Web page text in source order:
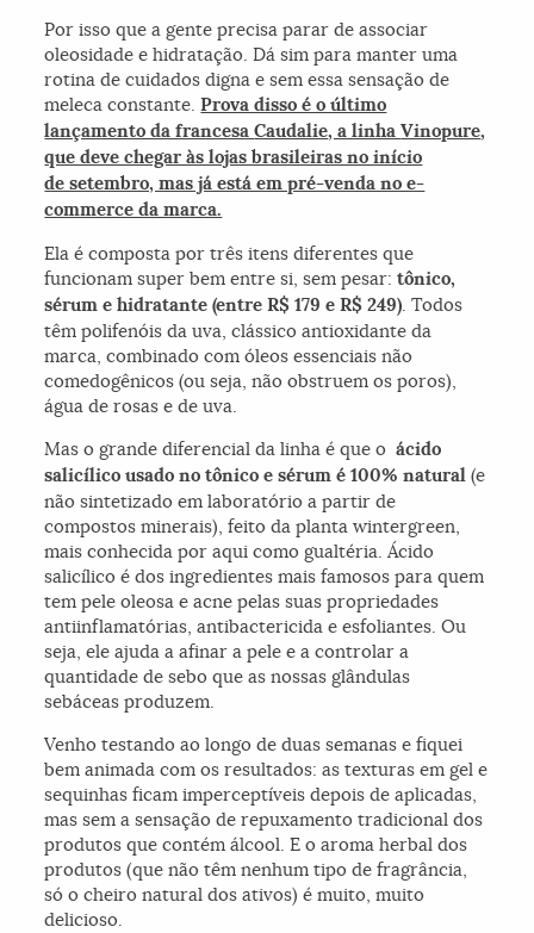
Por isso que a gente precisa parar de associar
oleosidade e hidratação. Dá sim para manter uma
rotina de cuidados digna e sem essa sensação de
meleca constante.Prova disso é o último
lançamento da francesaCaudalie, a linhaVinopure,
que deve chegar às lojas brasileiras no início
de setembro, mas já está em pré-venda no e-
commerce da marca.
Ela é composta por três itens diferentes que
funcionam super bem entre si, sem pesar:tônico,
sérum e hidratante (entre R$ 179 e R$ 249). Todos
têm polifenóis da uva, clássico antioxidante da
marca, combinado com óleos essenciais não
comedogênicos (ou seja, não obstruem os poros),
água de rosas e de uva.
Mas o grande diferencial da linha é que oácido
salicílico usado no tônico e sérum é 100% natural (e
não sintetizado em laboratório a partir de
compostos minerais), feito da planta wintergreen,
mais conhecida por aqui como gualtéria. Ácido
salicílico é dos ingredientes mais famosos para quem
tem pele oleosa e acne pelas suas propriedades
antiinflamatórias, antibactericida e esfoliantes. Ou
seja, ele ajuda a afinar a pele e a controlar a
quantidade de sebo que as nossas glândulas
sebáceas produzem.
Venho testando ao longo de duas semanas e fiquei
bem animada com os resultados: as texturas em gel e
sequinhas ficam imperceptíveis depois de aplicadas,
mas sem a sensação de repuxamento tradicional dos
produtos que contém álcool. E o aroma herbal dos
produtos (que não têm nenhum tipo de fragrância,
só o cheiro natural dos ativos) é muito, muito
delicioso.